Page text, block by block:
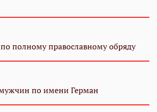
полному православному обряду
по имени Герман